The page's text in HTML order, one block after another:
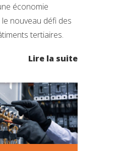
économie
le nouveau défi des
tertiaires.
Lire la suite